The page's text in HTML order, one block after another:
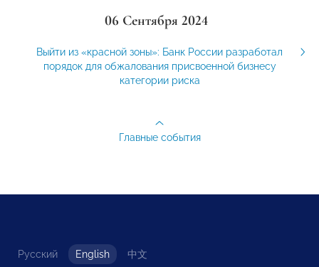
06 Сентября 2024
Выйти из «красной зоны»: Банк России разработал
порядок для обжалования присвоенной бизнесу
категории риска
Главные события
Русский English 中文